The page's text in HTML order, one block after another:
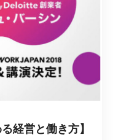
経営と働き方】